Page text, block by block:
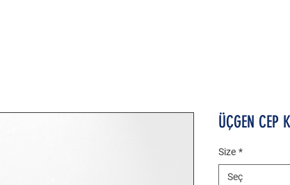
ÜÇGEN CEP
Size *
Seç